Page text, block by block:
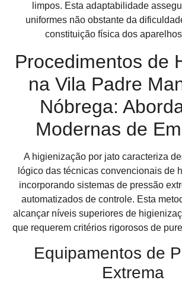
limpos. Esta adaptabilidade
uniformes não obstante da
constituição física dos
Procedimentos de
na Vila Padre
Nóbrega:
Modernas de
A higienização por jato caracteriza
lógico das técnicas convencionais de
incorporando sistemas de pressão
automatizados de controle. Esta
alcançar níveis superiores de
que requerem critérios rigorosos de
Equipamentos de
Extrema